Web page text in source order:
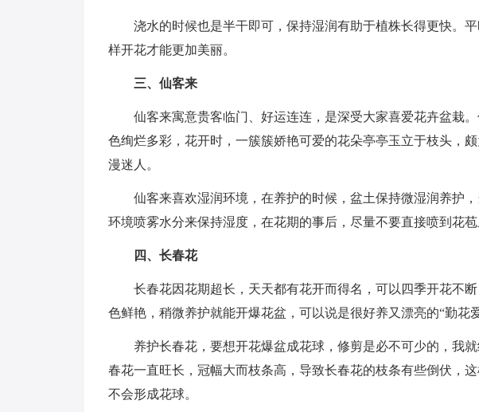
浇水的时候也是半干即可，保持湿润有助于植株长得更快。
样开花才能更加美丽。
三、仙客来
仙客来寓意贵客临门、好运连连，是深受大家喜爱花卉盆栽
色绚烂多彩，花开时，一簇簇娇艳可爱的花朵亭亭玉立于枝头，
漫迷人。
仙客来喜欢湿润环境，在养护的时候，盆土保持微湿润养护
环境喷雾水分来保持湿度，在花期的事后，尽量不要直接喷到花苞
四、长春花
长春花因花期超长，天天都有花开而得名，可以四季开花不
色鲜艳，稍微养护就能开爆花盆，可以说是很好养又漂亮的“勤花
养护长春花，要想开花爆盆成花球，修剪是必不可少的，我
春花一直旺长，冠幅大而枝条高，导致长春花的枝条有些倒伏，
不会形成花球。